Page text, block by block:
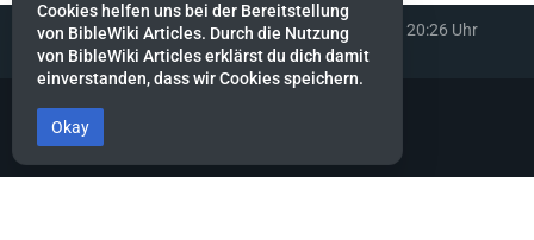
Cookies helfen uns bei der Bereitstellung
von BibleWiki Articles. Durch die Nutzung
von BibleWiki Articles erklärst du dich damit
einverstanden, dass wir Cookies speichern.
Okay
Diese Seite wurde zuletzt am 15. Mai 2022 um 20:26 Uhr
bearbeitet.
BibleWiki Articles